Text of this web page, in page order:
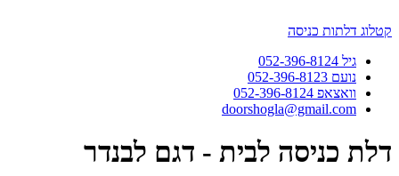
לתוכן
קטלוג דלתות כניסה
גיל 052-396-8124
נועם 052-396-8123
וואצאפ 052-396-8124
doorshogla@gmail.com
דלת כניסה לבית - דגם לבנדר